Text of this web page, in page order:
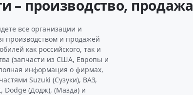
– производство, продажа
все организации и
производством и продажей
как российского, так и
(запчасти из США, Европы и
информация о фирмах,
Suzuki (Cузуки), ВАЗ,
Dodge (Додж), (Мазда) и